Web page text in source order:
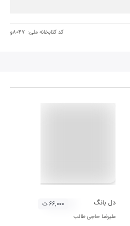
کد کتابخانه ملی: ۸۰۴۷و
دل بانگ
علیرضا حاجی طالب
۶۶,۰۰۰ ت